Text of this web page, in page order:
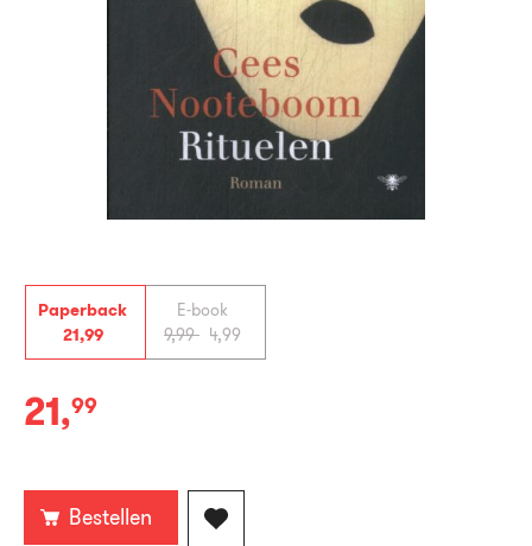
Paperback
21,99
E-book
9,99 4,99
Paperback:
21,99
Bestellen